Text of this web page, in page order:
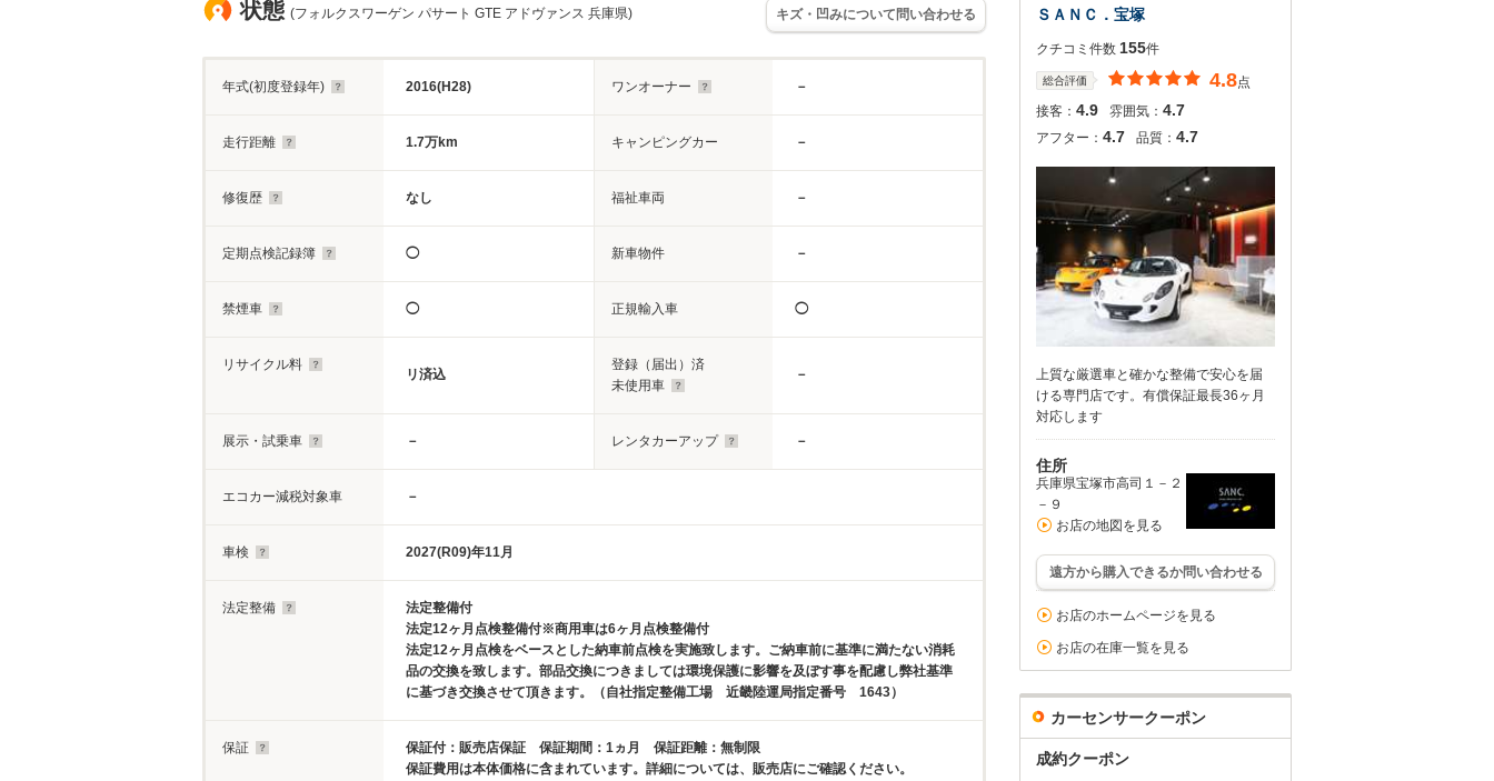
状態 (フォルクスワーゲン パサート GTE アドヴァンス 兵庫県) キズ・凹みについて問い合わせる
年式(初度登録年) 2016(H28) ワンオーナー －
走行距離 1.7万km キャンピングカー －
修復歴 なし 福祉車両 －
定期点検記録簿 ◯ 新車物件 －
禁煙車 ◯ 正規輸入車 ◯
リサイクル料
リ済込
登録（届出）済
未使用車
－
展示・試乗車 － レンタカーアップ －
エコカー減税対象車 －
車検 2027(R09)年11月
法定整備
法定整備付
法定12ヶ月点検整備付※商用車は6ヶ月点検整備付
法定12ヶ月点検をベースとした納車前点検を実施致します。ご納車前に基準に満たない消耗
品の交換を致します。部品交換につきましては環境保護に影響を及ぼす事を配慮し弊社基準
に基づき交換させて頂きます。（自社指定整備工場 近畿陸運局指定番号 1643）
保証
保証付：販売店保証 保証期間：1ヵ月 保証距離：無制限
保証費用は本体価格に含まれています。詳細については、販売店にご確認ください。
ＳＡＮＣ．宝塚
クチコミ件数 155件
総合評価 4.8点
接客： 4.9 雰囲気： 4.7
アフター： 4.7 品質： 4.7
上質な厳選車と確かな整備で安心を届
ける専門店です。有償保証最長36ヶ月
対応します
住所
兵庫県宝塚市高司１－２
－９
お店の地図を見る
遠方から購入できるか問い合わせる
お店のホームページを見る
お店の在庫一覧を見る
カーセンサークーポン
成約クーポン